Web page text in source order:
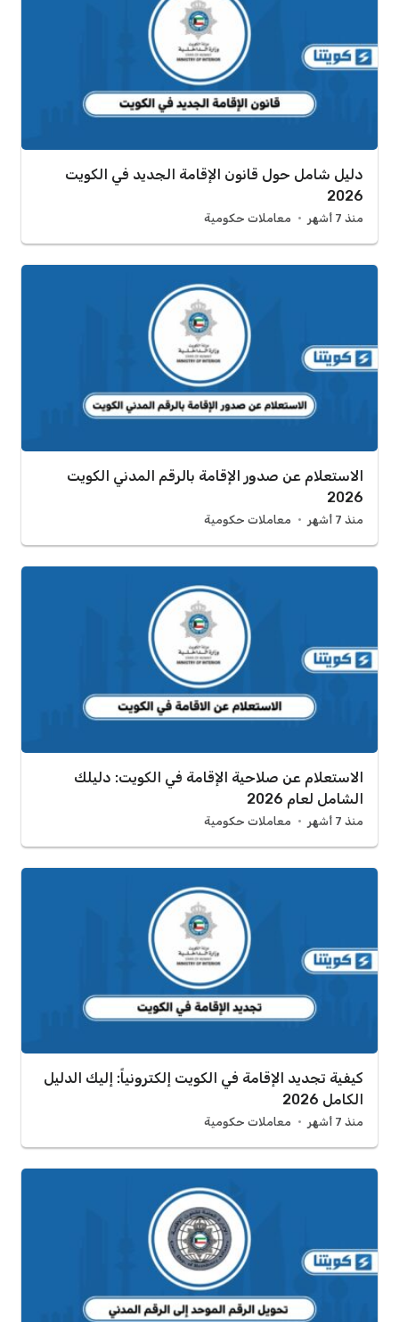
دليل شامل حول قانون الإقامة الجديد في الكويت
2026
منذ 7 أشهر معاملات حكومية
الاستعلام عن صدور الإقامة بالرقم المدني الكويت
2026
منذ 7 أشهر معاملات حكومية
الاستعلام عن صلاحية الإقامة في الكويت: دليلك
الشامل لعام 2026
منذ 7 أشهر معاملات حكومية
كيفية تجديد الإقامة في الكويت إلكترونياً: إليك الدليل
الكامل 2026
منذ 7 أشهر معاملات حكومية